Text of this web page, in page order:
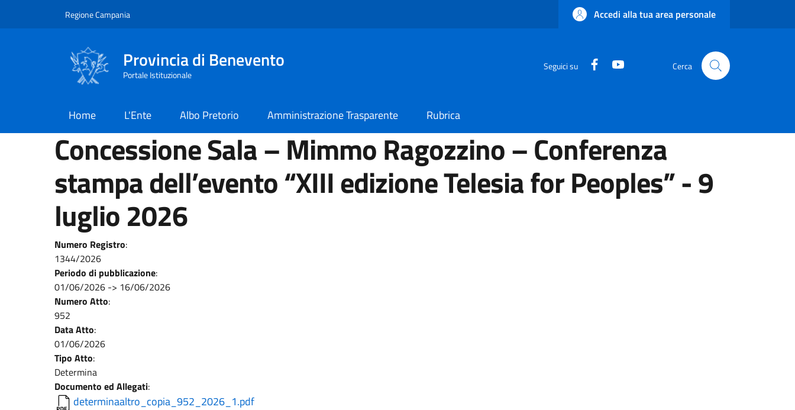
Regione Campania Accedi alla tua area personale
Provincia di Benevento
Portale Istituzionale
Seguici su Facebook Cerca
Home L'Ente Albo Pretorio Amministrazione Trasparente Rubrica
Concessione Sala – Mimmo Ragozzino – Conferenza
stampa dell’evento “XIII edizione Telesia for Peoples” - 9
luglio 2026
Numero Registro:
1344/2026
Periodo di pubblicazione:
01/06/2026 -> 16/06/2026
Numero Atto:
952
Data Atto:
01/06/2026
Tipo Atto:
Determina
Documento ed Allegati:
determinaaltro_copia_952_2026_1.pdf